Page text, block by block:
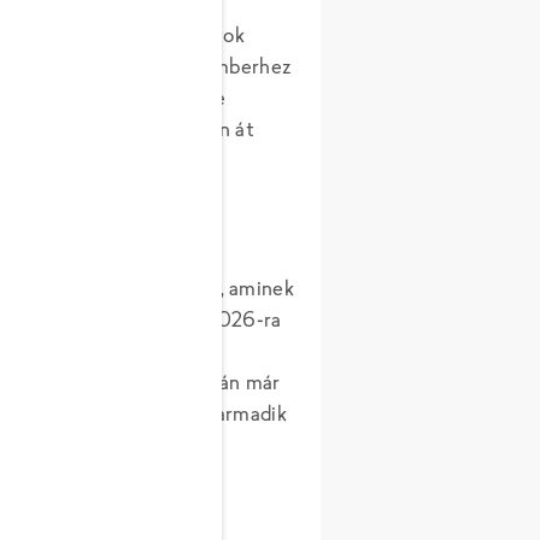
minőségéről, az állatok
és az alkalmazottak emberhez
folyamat minden eleme
és tenyésztésen át
bánásmódnak, aminek
úgy, hogy 2026-ra
Chicken Initiative
ennek megvalósításán már
mindig egy független harmadik
e az európai